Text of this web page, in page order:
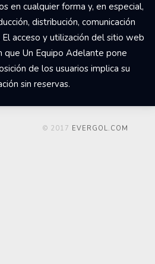
en cualquier forma y, en especial,
distribución, comunicación
acceso y utilización del sitio web
que Un Equipo Adelante pone
de los usuarios implica su
sin reservas.
© 2017 EVERGOL.COM